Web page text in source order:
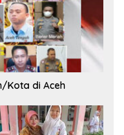
Kota di Aceh